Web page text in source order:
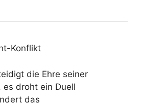
Konflikt
die Ehre seiner
es droht ein Duell
das